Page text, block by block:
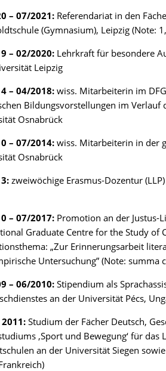
– 07/2021: Referendariat in den
(Gymnasium), Leipzig (Note:
– 02/2020: Lehrkraft für besondere
Leipzig
– 04/2018: wiss. Mitarbeiterin im
Bildungsvorstellungen im Verlauf
Osnabrück
– 07/2014: wiss. Mitarbeiterin in der
Osnabrück
zweiwöchige Erasmus-Dozentur
– 07/2017: Promotion an der Justus-
Graduate Centre for the Study of
„Zur Erinnerungsarbeit
Untersuchung” (Note: summa
– 06/2010: Stipendium als
an der Universität Pécs,
2011: Studium der Fächer Deutsch,
‚Sport und Bewegung‘ für das
an der Universität Siegen